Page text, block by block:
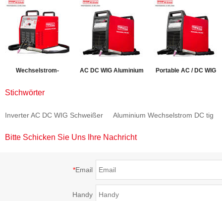
Wechselstrom-
MASTERTIG-250AC
AC DC WIG Aluminium Portable AC / DC WIG
ALUTIG-200HD
Stichwörter
Inverter AC DC WIG Schweißer Aluminium Wechselstrom DC tig
Bitte Schicken Sie Uns Ihre Nachricht
*Email
Handy